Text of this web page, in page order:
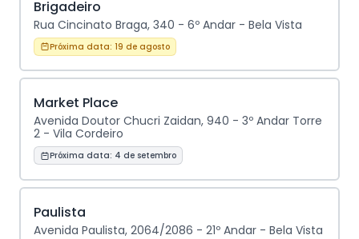
Brigadeiro
Rua Cincinato Braga, 340 - 6º Andar - Bela Vista
Próxima data: 19 de agosto
Market Place
Avenida Doutor Chucri Zaidan, 940 - 3º Andar Torre
2 - Vila Cordeiro
Próxima data: 4 de setembro
Paulista
Avenida Paulista, 2064/2086 - 21º Andar - Bela Vista